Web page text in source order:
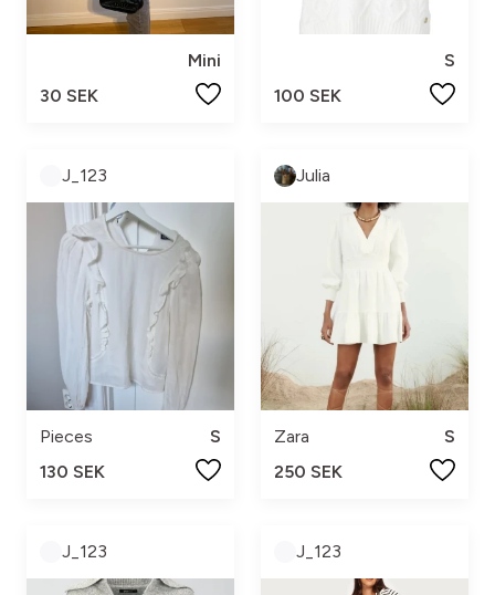
Mini
30 SEK
S
100 SEK
J_123
Pieces
S
130 SEK
Julia
Zara
S
250 SEK
J_123 J_123